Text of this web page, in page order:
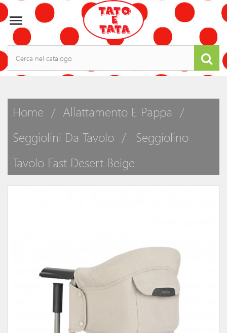

Home
Allattamento E Pappa
Seggiolini Da Tavolo
Seggiolino
Tavolo Fast Desert Beige